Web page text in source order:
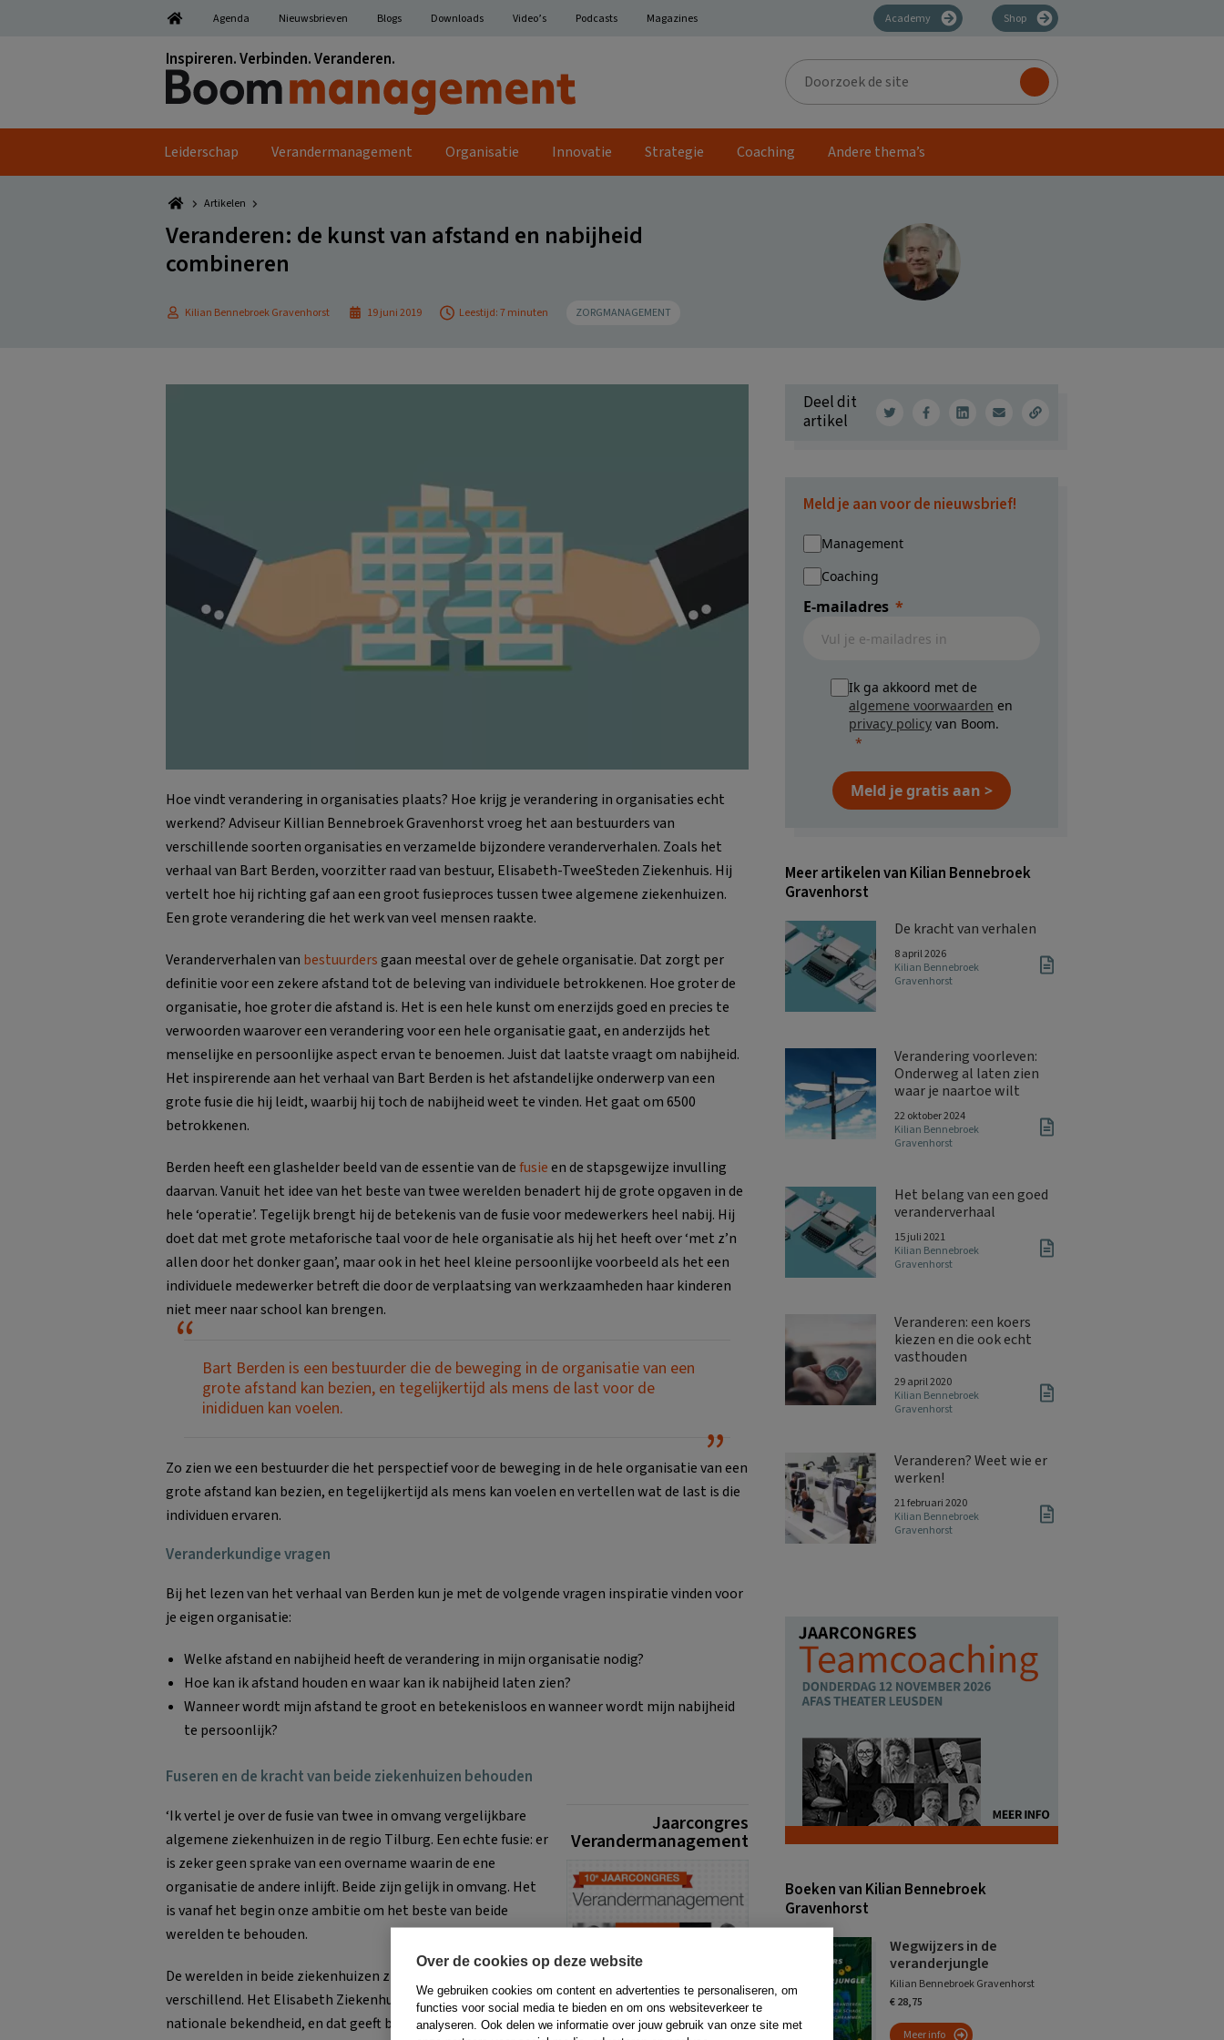
Agenda Nieuwsbrieven Blogs Downloads Video’s Podcasts Magazines Academy Shop
Inspireren. Verbinden. Veranderen.
Doorzoek
de
site
Leiderschap Verandermanagement Organisatie Innovatie Strategie Coaching Andere thema’s
Artikelen
Veranderen: de kunst van afstand en nabijheid
combineren
Kilian Bennebroek Gravenhorst 19 juni 2019 Leestijd: 7 minuten ZORGMANAGEMENT
Hoe vindt verandering in organisaties plaats? Hoe krijg je verandering in organisaties echt
werkend? Adviseur Killian Bennebroek Gravenhorst vroeg het aan bestuurders van
verschillende soorten organisaties en verzamelde bijzondere veranderverhalen. Zoals het
verhaal van Bart Berden, voorzitter raad van bestuur, Elisabeth-TweeSteden Ziekenhuis. Hij
vertelt hoe hij richting gaf aan een groot fusieproces tussen twee algemene ziekenhuizen.
Een grote verandering die het werk van veel mensen raakte.
Veranderverhalen van bestuurdersgaan meestal over de gehele organisatie. Dat zorgt per
definitie voor een zekere afstand tot de beleving van individuele betrokkenen. Hoe groter de
organisatie, hoe groter die afstand is. Het is een hele kunst om enerzijds goed en precies te
verwoorden waarover een verandering voor een hele organisatie gaat, en anderzijds het
menselijke en persoonlijke aspect ervan te benoemen. Juist dat laatste vraagt om nabijheid.
Het inspirerende aan het verhaal van Bart Berden is het afstandelijke onderwerp van een
grote fusie die hij leidt, waarbij hij toch de nabijheid weet te vinden. Het gaat om 6500
betrokkenen.
Berden heeft een glashelder beeld van de essentie van defusieen de stapsgewijze invulling
daarvan. Vanuit het idee van het beste van twee werelden benadert hij de grote opgaven in de
hele ‘operatie’. Tegelijk brengt hij de betekenis van de fusie voor medewerkers heel nabij. Hij
doet dat met grote metaforische taal voor de hele organisatie als hij het heeft over ‘met z’n
allen door het donker gaan’, maar ook in het heel kleine persoonlijke voorbeeld als het een
individuele medewerker betreft die door de verplaatsing van werkzaamheden haar kinderen
niet meer naar school kan brengen.
Bart Berden is een bestuurder die de beweging in de organisatie van een
grote afstand kan bezien, en tegelijkertijd als mens de last voor de
inididuen kan voelen.
Zo zien we een bestuurder die het perspectief voor de beweging in de hele organisatie van een
grote afstand kan bezien, en tegelijkertijd als mens kan voelen en vertellen wat de last is die
individuen ervaren.
Veranderkundige vragen
Bij het lezen van het verhaal van Berden kun je met de volgende vragen inspiratie vinden voor
je eigen organisatie:
Welke afstand en nabijheid heeft de verandering in mijn organisatie nodig?
Hoe kan ik afstand houden en waar kan ik nabijheid laten zien?
Wanneer wordt mijn afstand te groot en betekenisloos en wanneer wordt mijn nabijheid
te persoonlijk?
Fuseren en de kracht van beide ziekenhuizen behouden
Jaarcongres
Verandermanagement
‘Ik vertel je over de fusie van twee in omvang vergelijkbare
algemene ziekenhuizen in de regio Tilburg. Een echte fusie: er
is zeker geen sprake van een overname waarin de ene
organisatie de andere inlijft. Beide zijn gelijk in omvang. Het
is vanaf het begin onze ambitie om het beste van beide
werelden te behouden.
De werelden in beide ziekenhuizen zijn aanvankelijk nogal
verschillend. Het Elisabeth Ziekenhuis heeft een historie van
nationale bekendheid, en dat geeft brille. De kwaliteit van
Deel dit
artikel
Meld je aan voor de nieuwsbrief!
Management
Coaching
E-mailadres
Ik ga akkoord met de
algemene voorwaarden en
privacy policy van Boom.
Meld je gratis aan >
Meer artikelen van Kilian Bennebroek
Gravenhorst
De kracht van verhalen
8 april 2026
Kilian Bennebroek
Gravenhorst
Verandering voorleven:
Onderweg al laten zien
waar je naartoe wilt
22 oktober 2024
Kilian Bennebroek
Gravenhorst
Het belang van een goed
veranderverhaal
15 juli 2021
Kilian Bennebroek
Gravenhorst
Veranderen: een koers
kiezen en die ook echt
vasthouden
29 april 2020
Kilian Bennebroek
Gravenhorst
Veranderen? Weet wie er
werken!
21 februari 2020
Kilian Bennebroek
Gravenhorst
Boeken van Kilian Bennebroek
Gravenhorst
Wegwijzers in de
veranderjungle
Kilian Bennebroek Gravenhorst
€ 28,75
Meer info
Over de cookies op deze website
We gebruiken cookies om content en advertenties te personaliseren, om
functies voor social media te bieden en om ons websiteverkeer te
analyseren. Ook delen we informatie over jouw gebruik van onze site met